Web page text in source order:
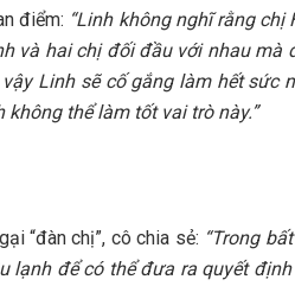
điểm: “Linh không nghĩ rằng chị
và hai chị đối đầu với nhau
Linh sẽ cố gắng làm hết
thể làm tốt vai trò này.”
“đàn chị”, cô chia sẻ: “Trong
để có thể đưa ra quyết